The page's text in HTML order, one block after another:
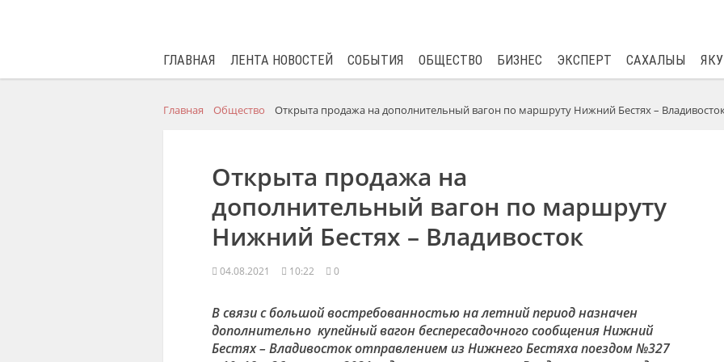
ГЛАВНАЯ ЛЕНТА НОВОСТЕЙ СОБЫТИЯ ОБЩЕСТВО БИЗНЕС ЭКСПЕРТ САХАЛЫЫ
Главная Общество Открыта продажа на дополнительный вагон по маршруту Нижний Бестях –
Открыта продажа на
дополнительный вагон по маршруту
Нижний Бестях – Владивосток
04.08.2021 10:22 0
В связи с большой востребованностью на летний период назначен
дополнительно купейный вагон беспересадочного сообщения Нижний
Бестях – Владивосток отправлением из Нижнего Бестяха поездом №327